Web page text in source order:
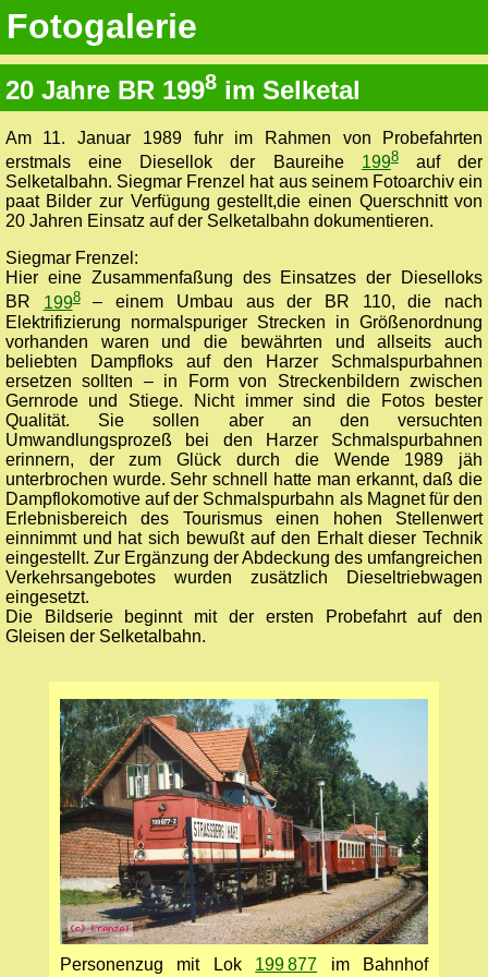
Fotogalerie
20 Jahre BR 1998im Selketal
Am 11. Januar 1989 fuhr im Rahmen von Probefahrten
erstmals eine Diesellok der Baureihe 1998auf der
Selketalbahn. Siegmar Frenzel hat aus seinem Fotoarchiv ein
paat Bilder zur Verfügung gestellt,die einen Querschnitt von
20 Jahren Einsatz auf der Selketalbahn dokumentieren.
Siegmar Frenzel:
Hier eine Zusammenfaßung des Einsatzes der Dieselloks
BR 1998– einem Umbau aus der BR 110, die nach
Elektrifizierung normalspuriger Strecken in Größenordnung
vorhanden waren und die bewährten und allseits auch
beliebten Dampfloks auf den Harzer Schmalspurbahnen
ersetzen sollten – in Form von Streckenbildern zwischen
Gernrode und Stiege. Nicht immer sind die Fotos bester
Qualität. Sie sollen aber an den versuchten
Umwandlungsprozeß bei den Harzer Schmalspurbahnen
erinnern, der zum Glück durch die Wende 1989 jäh
unterbrochen wurde. Sehr schnell hatte man erkannt, daß die
Dampflokomotive auf der Schmalspurbahn als Magnet für den
Erlebnisbereich des Tourismus einen hohen Stellenwert
einnimmt und hat sich bewußt auf den Erhalt dieser Technik
eingestellt. Zur Ergänzung der Abdeckung des umfangreichen
Verkehrsangebotes wurden zusätzlich Dieseltriebwagen
eingesetzt.
Die Bildserie beginnt mit der ersten Probefahrt auf den
Gleisen der Selketalbahn.
Personenzug mit Lok 199 877 im Bahnhof